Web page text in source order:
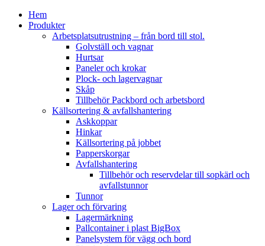
Hem
Produkter
Arbetsplatsutrustning – från bord till stol.
Golvställ och vagnar
Hurtsar
Paneler och krokar
Plock- och lagervagnar
Skåp
Tillbehör Packbord och arbetsbord
Källsortering & avfallshantering
Askkoppar
Hinkar
Källsortering på jobbet
Papperskorgar
Avfallshantering
Tillbehör och reservdelar till sopkärl och
avfallstunnor
Tunnor
Lager och förvaring
Lagermärkning
Pallcontainer i plast BigBox
Panelsystem för vägg och bord